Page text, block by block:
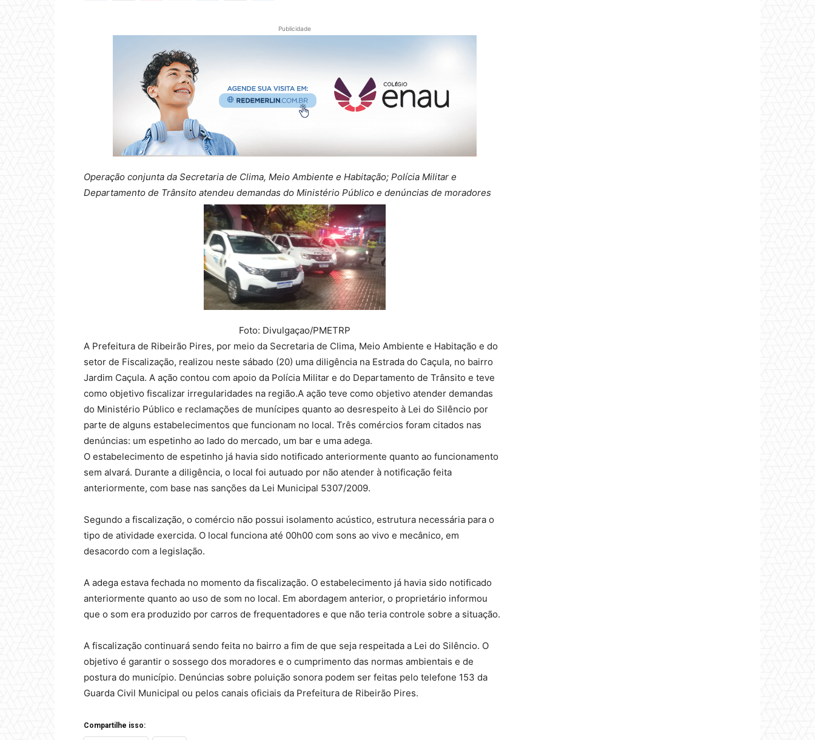
Publicidade
Operação conjunta da Secretaria de Clima, Meio Ambiente e Habitação; Polícia Militar e
Departamento de Trânsito atendeu demandas do Ministério Público e denúncias de moradores
Foto: Divulgaçao/PMETRP
A Prefeitura de Ribeirão Pires, por meio da Secretaria de Clima, Meio Ambiente e Habitação e do
setor de Fiscalização, realizou neste sábado (20) uma diligência na Estrada do Caçula, no bairro
Jardim Caçula. A ação contou com apoio da Polícia Militar e do Departamento de Trânsito e teve
como objetivo fiscalizar irregularidades na região.A ação teve como objetivo atender demandas
do Ministério Público e reclamações de munícipes quanto ao desrespeito à Lei do Silêncio por
parte de alguns estabelecimentos que funcionam no local. Três comércios foram citados nas
denúncias: um espetinho ao lado do mercado, um bar e uma adega.
O estabelecimento de espetinho já havia sido notificado anteriormente quanto ao funcionamento
sem alvará. Durante a diligência, o local foi autuado por não atender à notificação feita
anteriormente, com base nas sanções da Lei Municipal 5307/2009.
Segundo a fiscalização, o comércio não possui isolamento acústico, estrutura necessária para o
tipo de atividade exercida. O local funciona até 00h00 com sons ao vivo e mecânico, em
desacordo com a legislação.
A adega estava fechada no momento da fiscalização. O estabelecimento já havia sido notificado
anteriormente quanto ao uso de som no local. Em abordagem anterior, o proprietário informou
que o som era produzido por carros de frequentadores e que não teria controle sobre a situação.
A fiscalização continuará sendo feita no bairro a fim de que seja respeitada a Lei do Silêncio. O
objetivo é garantir o sossego dos moradores e o cumprimento das normas ambientais e de
postura do município. Denúncias sobre poluição sonora podem ser feitas pelo telefone 153 da
Guarda Civil Municipal ou pelos canais oficiais da Prefeitura de Ribeirão Pires.
Compartilhe isso: